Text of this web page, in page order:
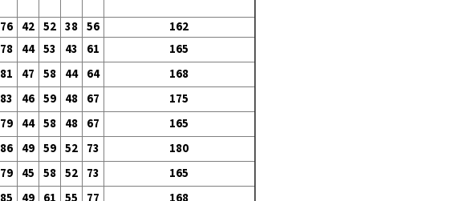
76 42 52 38 56
162
78 44 53 43 61
165
81 47 58 44 64
168
83 46 59 48 67
175
79 44 58 48 67
165
86 49 59 52 73
180
79 45 58 52 73
165